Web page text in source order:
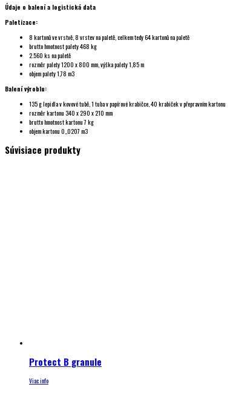
Údaje o balení a logistická data
Paletizace:
8 kartonů ve vrstvě, 8 vrstev na paletě, celkem tedy 64 kartonů na paletě
brutto hmotnost palety 468 kg
2.560 ks na paletě
rozměr palety 1200 x 800 mm, výška palety 1,85 m
objem palety 1,78 m3
Balení výroblu:
135 g lepidla v kovové tubě, 1 tuba v papírové krabičce, 40 krabiček v přepravním kartonu
rozměr kartonu 340 x 290 x 210 mm
brutto hmotnost kartonu 7 kg
objem kartonu 0,,0207 m3
Súvisiace produkty
Protect B granule
Viac info